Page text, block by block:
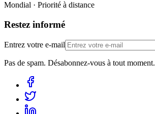
Mondial · Priorité à distance
Restez informé
Entrez votre e-mail
Pas de spam. Désabonnez-vous à tout moment.